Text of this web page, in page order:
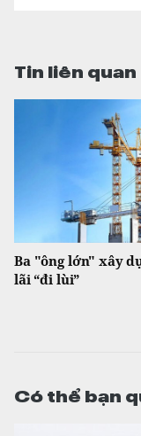
Tin liên quan
Ba "ông lớn" xây
lãi “đi lùi”
Có thể bạn